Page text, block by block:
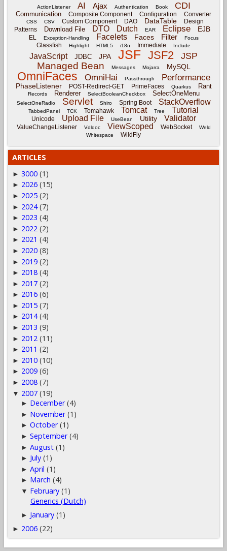
ActionListener AI Ajax Authentication Book CDI
Communication Composite Component Configuration Converter
CSS CSV Custom Component DAO DataTable
Design
Patterns
Download File DTO Dutch EAR Eclipse EJB
EL Exception-Handling Facelets Faces Filter Focus
Glassfish Highlight HTML5 i18n Immediate Include
JavaScript JDBC JPA JSF JSF2 JSP
Managed Bean Messages Mojarra MySQL
OmniFaces OmniHai Passthrough Performance
PhaseListener POST-Redirect-GET PrimeFaces Quarkus Rant
Records Renderer SelectBooleanCheckbox SelectOneMenu
SelectOneRadio Servlet Shiro Spring Boot StackOverflow
TabbedPanel TCK Tomahawk Tomcat Tree Tutorial
Unicode Upload File UseBean Utility Validator
ValueChangeListener Vdldoc ViewScoped WebSocket
Weld
Whitespace
WildFly
ARTICLES
► 3000 (1)
► 2026 (15)
► 2025 (2)
► 2024 (7)
► 2023 (4)
► 2022 (2)
► 2021 (4)
► 2020 (8)
► 2019 (2)
► 2018 (4)
► 2017 (2)
► 2016 (6)
► 2015 (7)
► 2014 (4)
► 2013 (9)
► 2012 (11)
► 2011 (2)
► 2010 (10)
► 2009 (6)
► 2008 (7)
▼ 2007 (19)
► December (4)
► November (1)
►October (1)
►September (4)
►August (1)
► July (1)
►April (1)
► March (4)
▼ February (1)
Generics (Dutch)
► January (1)
► 2006 (22)